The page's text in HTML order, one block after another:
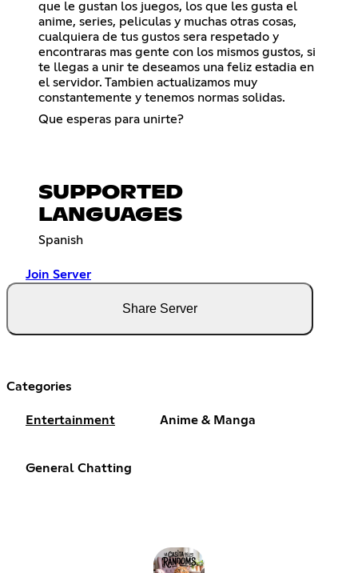
que le gustan los juegos, los que les gusta el
anime, series, peliculas y muchas otras cosas,
cualquiera de tus gustos sera respetado y
encontraras mas gente con los mismos gustos, si
te llegas a unir te deseamos una feliz estadia en
el servidor. Tambien actualizamos muy
constantemente y tenemos normas solidas.
Que esperas para unirte?
SUPPORTED
LANGUAGES
Spanish
Join Server
Share Server
Categories
Entertainment Anime & Manga
General Chatting